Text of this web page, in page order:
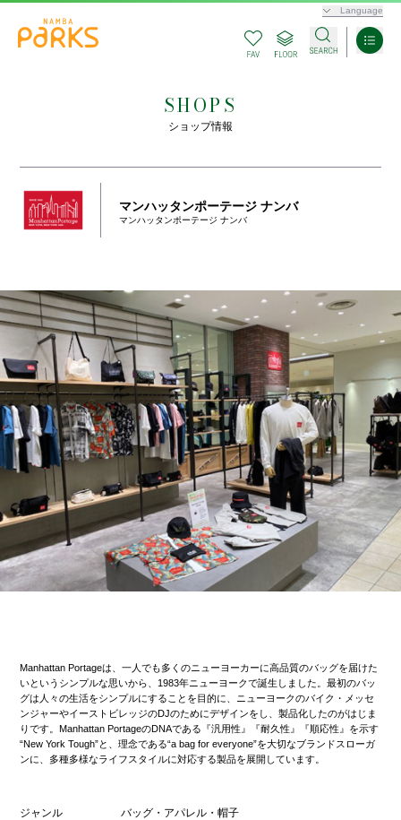
Language
SHOPS
ショップ情報
マンハッタンポーテージ ナンバ
マンハッタンポーテージ ナンバ
Manhattan Portageは、一人でも多くのニューヨーカーに高品質のバッグを届けた
いというシンプルな思いから、1983年ニューヨークで誕生しました。最初のバッ
グは人々の生活をシンプルにすることを目的に、ニューヨークのバイク・メッセ
ンジャーやイーストビレッジのDJのためにデザインをし、製品化したのがはじま
りです。Manhattan PortageのDNAである『汎用性』『耐久性』『順応性』を示す
“New York Tough”と、理念である“a bag for everyone”を大切なブランドスローガ
ンに、多種多様なライフスタイルに対応する製品を展開しています。
ジャンル バッグ・アパレル・帽子